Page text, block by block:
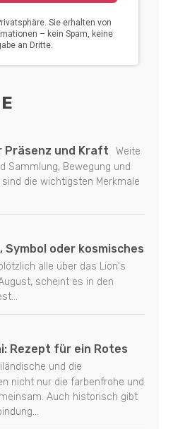
Präsenz und Kraft
Weite
Sammlung, Bewegung und
die wichtigsten Merkmale
Symbol oder kosmisches
alle über das Lion's
scheint es in den
Rezept für ein Rotes
und die
nicht nur die farbenfrohe und
Auch historisch gibt